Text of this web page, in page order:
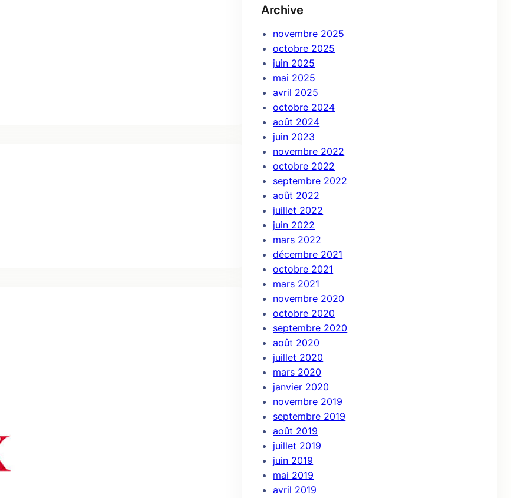
Archive
novembre 2025
octobre 2025
juin 2025
mai 2025
avril 2025
octobre 2024
août 2024
juin 2023
novembre 2022
octobre 2022
septembre 2022
août 2022
juillet 2022
juin 2022
mars 2022
décembre 2021
octobre 2021
mars 2021
novembre 2020
octobre 2020
septembre 2020
août 2020
juillet 2020
mars 2020
janvier 2020
novembre 2019
septembre 2019
août 2019
juillet 2019
juin 2019
mai 2019
avril 2019